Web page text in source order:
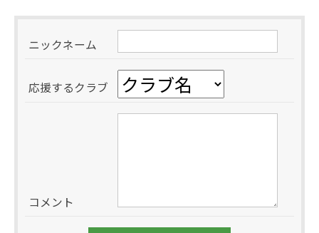
ニックネーム
応援するクラブ
コメント